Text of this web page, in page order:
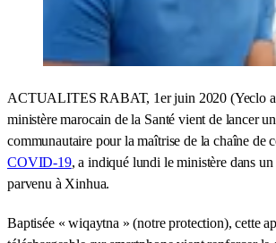
ACTUALITES RABAT, 1er juin 2020 (Yeclo
ministère marocain de la Santé vient de lancer
communautaire pour la maîtrise de la chaîne de
COVID-19, a indiqué lundi le ministère dans
parvenu à Xinhua.
Baptisée « wiqaytna » (notre protection), cette